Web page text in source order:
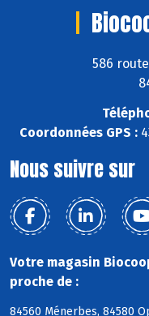
586
Coordonnées GPS :
Nous suivre sur
Votre magasin
proche de :
84560 Ménerbes, 84580